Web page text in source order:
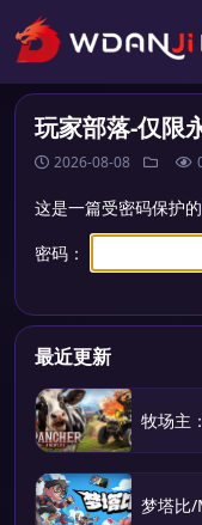
玩家部落-仅限
2026-08-08
这是一篇受密码保护
密码：
最近更新
牧场主
梦塔比